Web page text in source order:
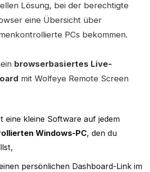
Lösung, bei der berechtigte
eine Übersicht über
PCs bekommen.
browserbasiertes Live-
mit Wolfeye Remote Screen
eine kleine Software auf jedem
Windows-PC, den du
persönlichen Dashboard-Link im